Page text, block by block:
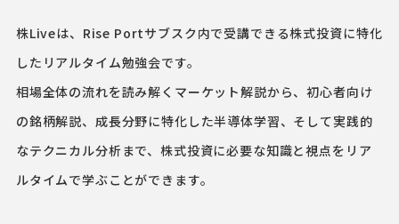
株Liveは、Rise Portサブスク内で受講できる株式投資に特化
したリアルタイム勉強会です。
相場全体の流れを読み解くマーケット解説から、初心者向け
の銘柄解説、成長分野に特化した半導体学習、そして実践的
なテクニカル分析まで、株式投資に必要な知識と視点をリア
ルタイムで学ぶことができます。